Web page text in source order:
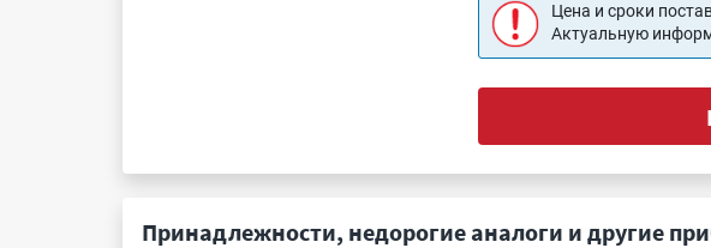
Цена и сроки
Актуальную
Принадлежности, недорогие аналоги и другие